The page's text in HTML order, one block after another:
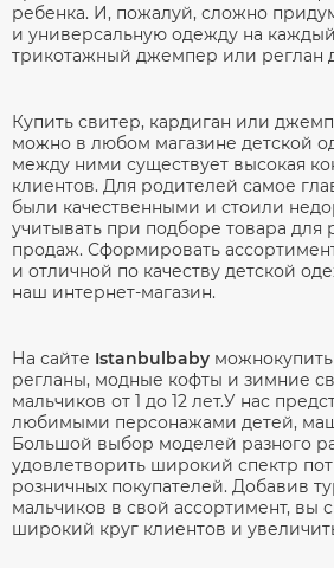
ребенка. И, пожалуй, сложно
и универсальную одежду на
трикотажный джемпер или реглан
Купить свитер, кардиган или
можно в любом магазине детской
между ними существует высокая
клиентов. Для родителей самое
были качественными и стоили
учитывать при подборе товара для
продаж. Сформировать
и отличной по качеству детской
наш интернет-магазин.
На сайте Istanbulbaby
регланы, модные кофты и зимние
мальчиков от 1 до 12 лет.У нас
любимыми персонажами детей,
Большой выбор моделей разного
удовлетворить широкий спектр
розничных покупателей. Добавив
мальчиков в свой ассортимент, вы
широкий круг клиентов и